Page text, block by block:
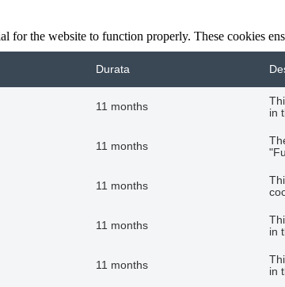
for the website to function properly. These cookies
Durata
11 months
in
11 months
11 months
11 months
in
11 months
in